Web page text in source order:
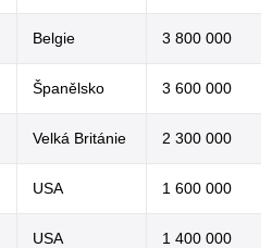
Belgie 3 800 000
Španělsko 3 600 000
Velká Británie 2 300 000
USA 1 600 000
USA 1 400 000